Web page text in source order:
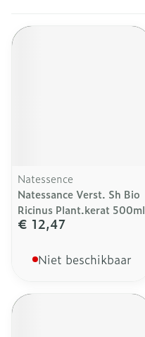
Natessence
Natessance Verst. Sh Bio
Ricinus Plant.kerat 500ml
€ 12,47
Niet beschikbaar